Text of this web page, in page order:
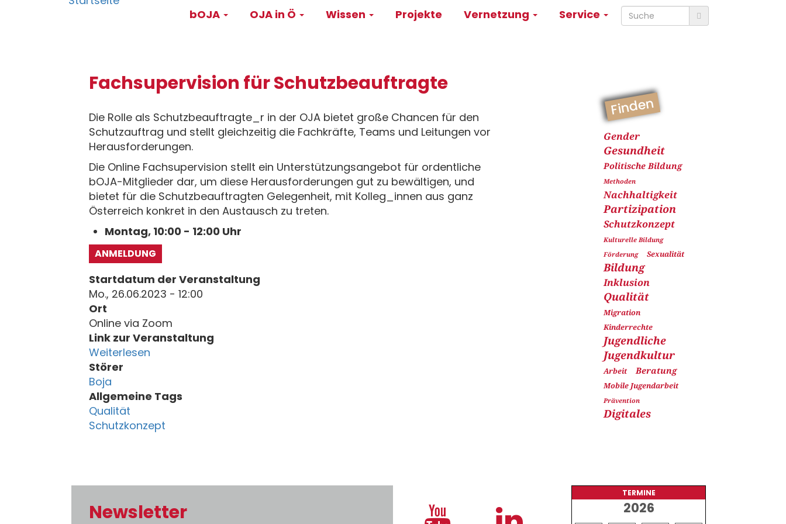
Main
bOJA OJA in Ö Wissen Projekte Vernetzung Service
Fachsupervision für Schutzbeauftragte
Die Rolle als Schutzbeauftragte_r in der OJA bietet große Chancen für den
Schutzauftrag und stellt gleichzeitig die Fachkräfte, Teams und Leitungen vor
Herausforderungen.
Die Online Fachsupervision stellt ein Unterstützungsangebot für ordentliche
bOJA-Mitglieder dar, um diese Herausforderungen gut zu bewältigen, und
bietet für die Schutzbeauftragten Gelegenheit, mit Kolleg_innen aus ganz
Österreich konkret in den Austausch zu treten.
Montag, 10:00 - 12:00 Uhr
ANMELDUNG
Startdatum der Veranstaltung
Mo., 26.06.2023 - 12:00
Ort
Online via Zoom
Link zur Veranstaltung
Weiterlesen
Störer
Boja
Allgemeine Tags
Qualität
Schutzkonzept
Finden
Gender
Gesundheit
Politische Bildung
Methoden
Nachhaltigkeit
Partizipation
Schutzkonzept
Kulturelle Bildung
Förderung
Sexualität
Bildung
Inklusion
Qualität
Migration
Kinderrechte
Jugendliche
Jugendkultur
Arbeit Beratung
Mobile Jugendarbeit
Prävention
Digitales
Newsletter
TERMINE
2026